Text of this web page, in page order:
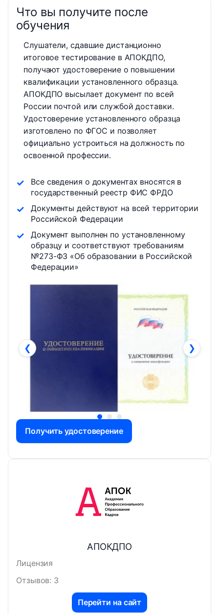
Что вы получите после
обучения
Слушатели, сдавшие дистанционно
итоговое тестирование в АПОКДПО,
получают удостоверение о повышении
квалификации установленного образца.
АПОКДПО высылает документ по всей
России почтой или службой доставки.
Удостоверение установленного образца
изготовлено по ФГОС и позволяет
официально устроиться на должность по
освоенной профессии.
Все сведения о документах вносятся в
государственный реестр ФИС ФРДО
Документы действуют на всей территории
Российской Федерации
Документ выполнен по установленному
образцу и соответствуют требованиям
№273-ФЗ «Об образовании в Российской
Федерации»
❮ ❯
Получить удостоверение
АПОКДПО
Лицензия
Отзывов: 3
Перейти на сайт